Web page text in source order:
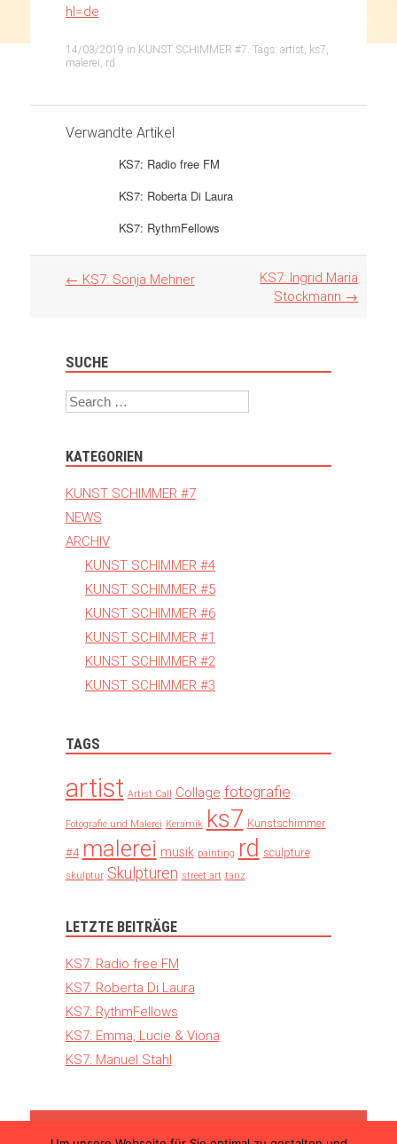
hl=de
14/03/2019 in KUNST SCHIMMER #7. Tags: artist, ks7,
malerei, rd
Verwandte Artikel
KS7: Radio free FM
KS7: Roberta Di Laura
KS7: RythmFellows
Artikel
← KS7: Sonja Mehner
KS7: Ingrid Maria
Stockmann →
SUCHE
Search
KATEGORIEN
KUNST SCHIMMER #7
NEWS
ARCHIV
KUNST SCHIMMER #4
KUNST SCHIMMER #5
KUNST SCHIMMER #6
KUNST SCHIMMER #1
KUNST SCHIMMER #2
KUNST SCHIMMER #3
TAGS
artist Artist Call Collage fotografie
Fotografie und Malerei Keramik ks7 Kunstschimmer
#4 malerei musik painting rd sculpture
skulptur Skulpturen street art tanz
LETZTE BEITRÄGE
KS7: Radio free FM
KS7: Roberta Di Laura
KS7: RythmFellows
KS7: Emma, Lucie & Viona
KS7: Manuel Stahl